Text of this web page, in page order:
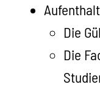
Die
Die